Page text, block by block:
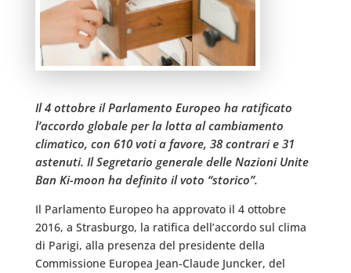
Il 4 ottobre il Parlamento Europeo ha ratificato
l’accordo globale per la lotta al cambiamento
climatico, con 610 voti a favore, 38 contrari e 31
astenuti. Il Segretario generale delle Nazioni Unite
Ban Ki-moon ha definito il voto “storico”.
Il Parlamento Europeo ha approvato il 4 ottobre
2016, a Strasburgo, la ratifica dell’accordo sul clima
di Parigi, alla presenza del presidente della
Commissione Europea Jean-Claude Juncker, del